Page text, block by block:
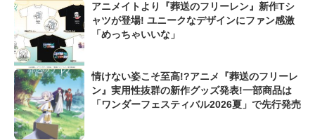
アニメイトより『葬送のフリーレン』新作Tシ
ャツが登場! ユニークなデザインにファン感激
「めっちゃいいな」
情けない姿こそ至高!?アニメ『葬送のフリーレ
ン』実用性抜群の新作グッズ発表!一部商品は
「ワンダーフェスティバル2026夏」で先行発売